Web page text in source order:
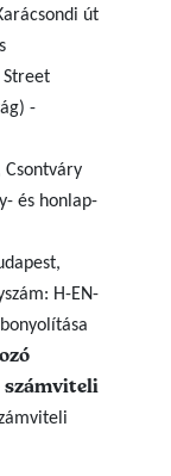
út
-
Csontváry
és honlap-
H-EN-
számviteli